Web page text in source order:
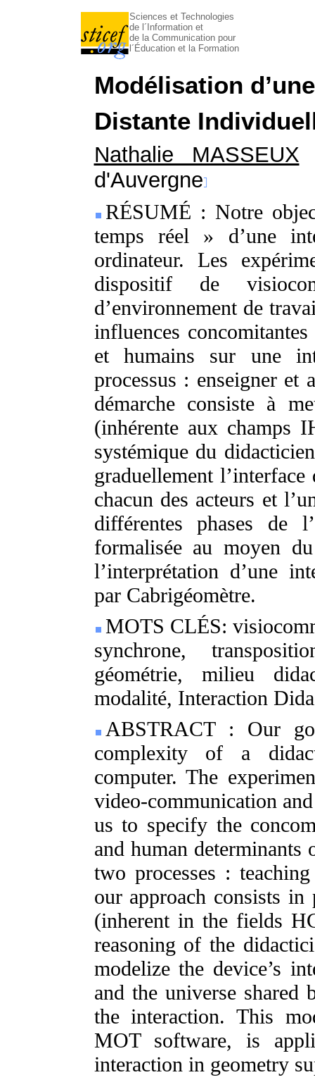
Sciences et Technologies
de l´Information et
de la Communication pour
l´Éducation et la Formation
Modélisation
Distante
Nathalie MASSEUX
d'Auvergne
RÉSUMÉ : Notre
temps réel » d’une
ordinateur. Les
dispositif de
d’environnement de
influences
et humains sur une
processus : enseigner et
démarche consiste à
(inhérente aux champs
systémique du
graduellement
chacun des acteurs et
différentes phases de
formalisée au moyen
l’interprétation d’une
par Cabrigéomètre.
MOTS CLÉS:
synchrone,
géométrie, milieu
modalité, Interaction
ABSTRACT : Our
complexity of a
computer. The
video-communication
us to specify the
and human determinants
two processes :
our approach consists
(inherent in the fields
reasoning of the
modelize the device’s
and the universe shared
the interaction. This
MOT software, is
interaction in geometry